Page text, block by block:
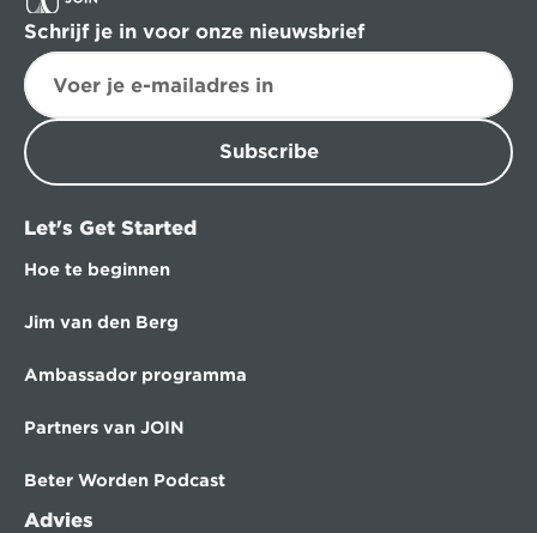
Schrijf je in voor onze nieuwsbrief
Subscribe
Let's Get Started
Hoe te beginnen
Jim van den Berg
Ambassador programma
Partners van JOIN
Beter Worden Podcast
Advies